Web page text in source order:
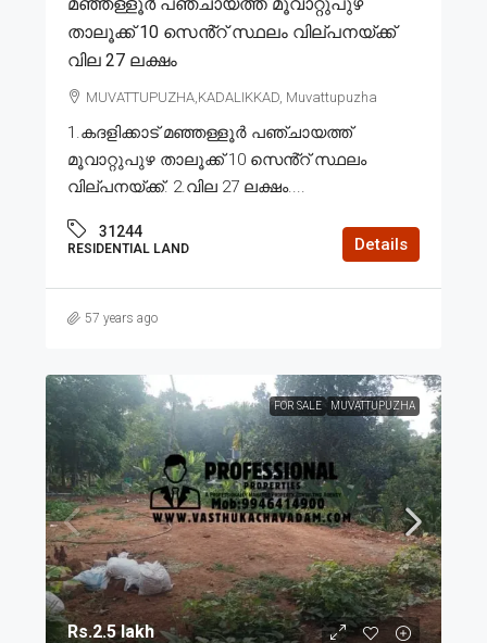
താലൂക്ക് 10 സെൻ്റ് സ്ഥലം വില്പനയ്ക്ക്
വില 27 ലക്ഷം
MUVATTUPUZHA,KADALIKKAD, Muvattupuzha
1.കദളിക്കാട് മഞ്ഞള്ളൂർ പഞ്ചായത്ത്
മൂവാറ്റുപുഴ താലൂക്ക് 10 സെൻ്റ് സ്ഥലം
വില്പനയ്ക്ക്. 2.വില 27 ലക്ഷം....
31244
RESIDENTIAL LAND Details
57 years ago
FOR SALE MUVATTUPUZHA
Rs.2.5 lakh